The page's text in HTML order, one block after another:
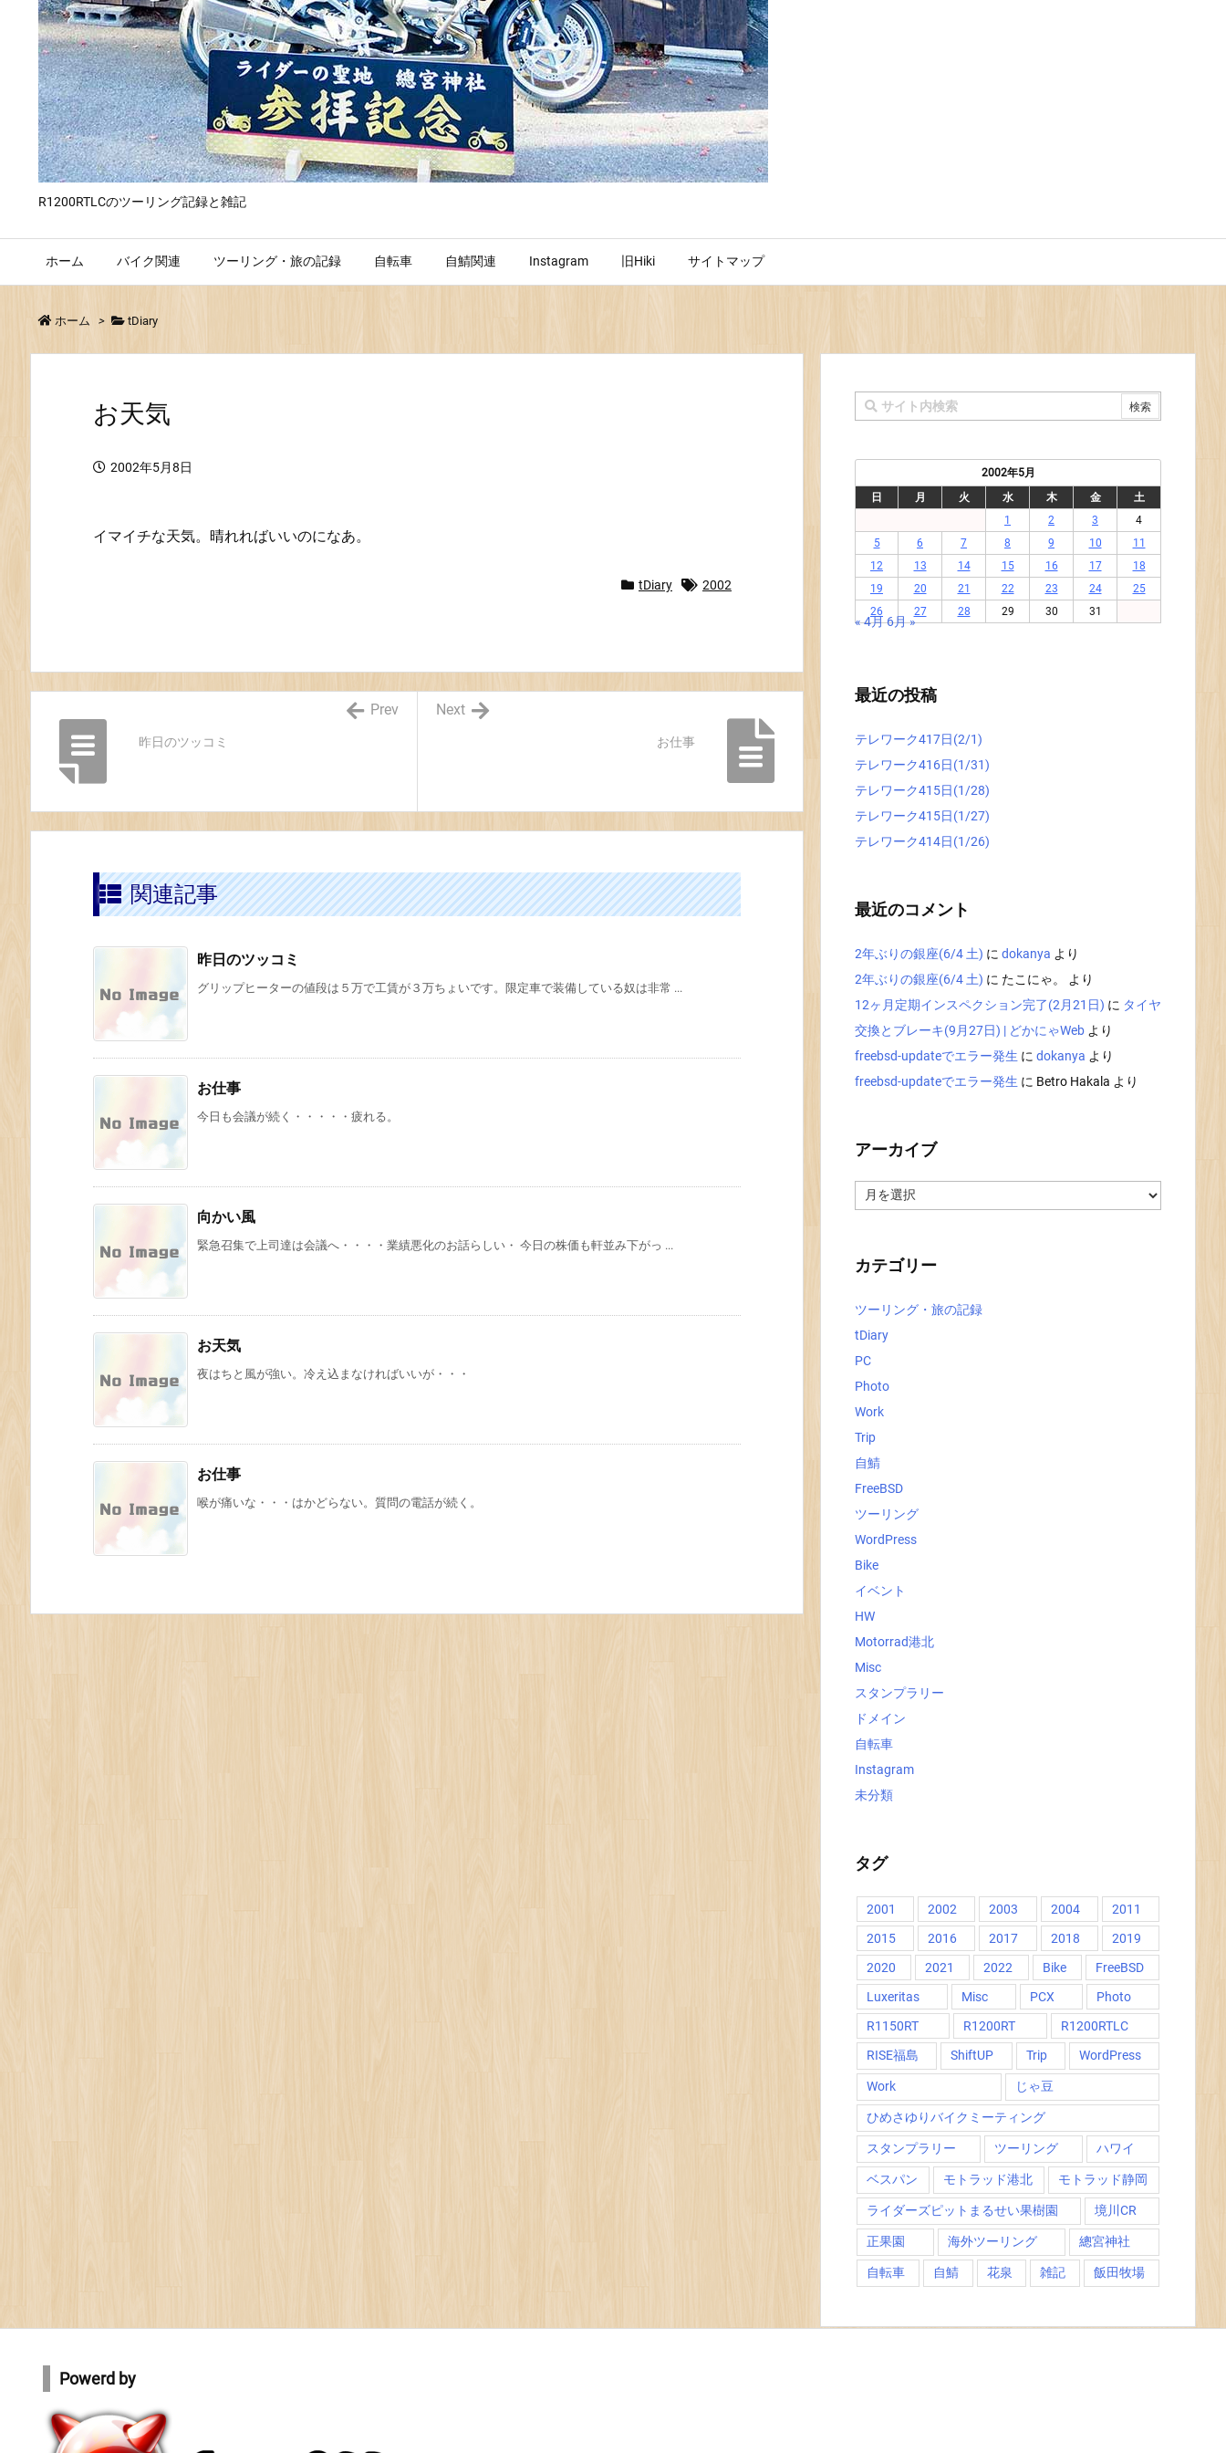
R1200RTLCのツーリング記録と雑記
ホーム バイク関連 ツーリング・旅の記録 自転車 自鯖関連 Instagram 旧Hiki サイトマップ
ホーム > tDiary
お天気
2002年5月8日
イマイチな天気。晴れればいいのになあ。
tDiary 2002
お仕事
Next
昨日のツッコミ
Prev
関連記事
昨日のツッコミ
グリップヒーターの値段は５万で工賃が３万ちょいです。限定車で装備している奴は非常 ...
お仕事
今日も会議が続く・・・・・疲れる。
向かい風
緊急召集で上司達は会議へ・・・・業績悪化のお話らしい・ 今日の株価も軒並み下がっ ...
お天気
夜はちと風が強い。冷え込まなければいいが・・・
お仕事
喉が痛いな・・・はかどらない。質問の電話が続く。
2002年5月
日
月 火 水 木 金
土
1
2 3
4
5
6 7 8 9 10
11
12
13 14 15 16 17
18
19
20 21 22 23 24
25
26
27 28 29 30 31
« 4月6月 »
最近の投稿
テレワーク417日(2/1)
テレワーク416日(1/31)
テレワーク415日(1/28)
テレワーク415日(1/27)
テレワーク414日(1/26)
最近のコメント
2年ぶりの銀座(6/4 土) に dokanya より
2年ぶりの銀座(6/4 土) に たこにゃ。
より
12ヶ月定期インスペクション完了(2月21日) に タイヤ
交換とブレーキ(9月27日) | どかにゃWeb より
freebsd-updateでエラー発生 に dokanya より
freebsd-updateでエラー発生 に Betro Hakala より
アーカイブ
ー
カテゴリー
ツーリング・旅の記録
tDiary
PC
Photo
Work
Trip
自鯖
FreeBSD
ツーリング
WordPress
Bike
イベント
HW
Motorrad港北
Misc
スタンプラリー
ドメイン
自転車
Instagram
未分類
タグ
2001 2002 2003 2004
2011
2015
2016 2017 2018
2019
2020
2021 2022 Bike
FreeBSD
Luxeritas
Misc PCX
Photo
R1150RT
R1200RT
R1200RTLC
RISE福島
ShiftUP Trip WordPress
Work じゃ豆
ひめさゆりバイクミーティング
スタンプラリー ツーリング ハワイ
ベスパン モトラッド港北 モトラッド静岡
ライダーズピットまるせい果樹園 境川CR
正果園 海外ツーリング 總宮神社
自転車 自鯖 花泉 雑記 飯田牧場
Powerd by